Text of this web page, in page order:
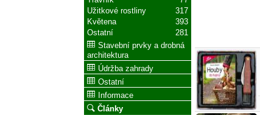
317
Užitkové rostliny
393
Květena
281
Ostatní
Stavební prvky a drobná
architektura
Údržba zahrady
Ostatní
Informace
Články